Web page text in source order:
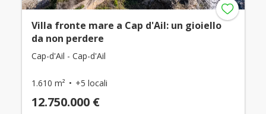
Villa fronte mare a Cap d'Ail: un gioiello
da non perdere
Cap-d'Ail - Cap-d'Ail
1.610 m² +5 locali
12.750.000 €